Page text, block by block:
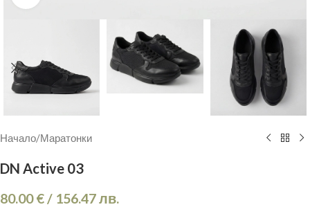
Начало/Маратонки
DN Active 03
80.00€/ 156.47лв.